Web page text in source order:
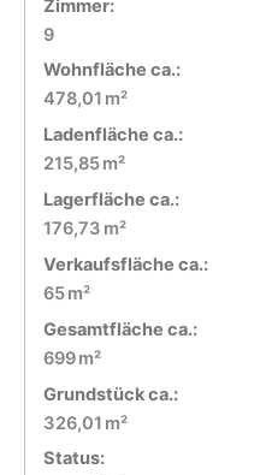
Zimmer:
9
Wohnfläche ca.:
478,01 m²
Ladenfläche ca.:
215,85 m²
Lagerfläche ca.:
176,73 m²
Verkaufsfläche ca.:
65 m²
Gesamtfläche ca.:
699 m²
Grund­stück ca.:
326,01 m²
Status: